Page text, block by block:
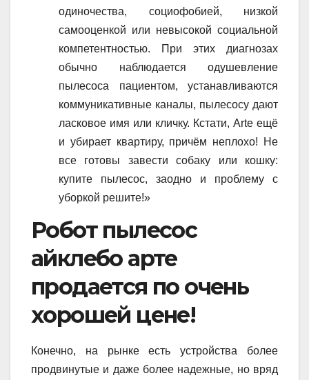
одиночества, социофобией, низкой
самооценкой или невысокой социальной
компетентностью. При этих диагнозах
обычно наблюдается одушевление
пылесоса пациентом, устанавливаются
коммуникативные каналы, пылесосу дают
ласковое имя или кличку. Кстати, Arte ещё
и убирает квартиру, причём неплохо! Не
все готовы завести собаку или кошку:
купите пылесос, заодно и проблему с
уборкой решите!»
Робот пылесос
айклебо арте
продается по очень
хорошей цене!
Конечно, на рынке есть устройства более
продвинутые и даже более надежные, но вряд